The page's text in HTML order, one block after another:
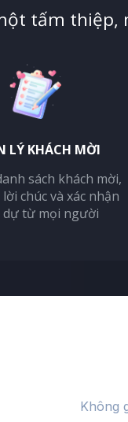
tấm thiệp,
LÝ KHÁCH MỜI
sách khách mời,
chúc và xác nhận
dự từ mọi người